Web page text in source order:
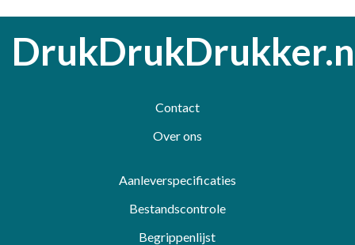
Contact
Over ons
Aanleverspecificaties
Bestandscontrole
Begrippenlijst